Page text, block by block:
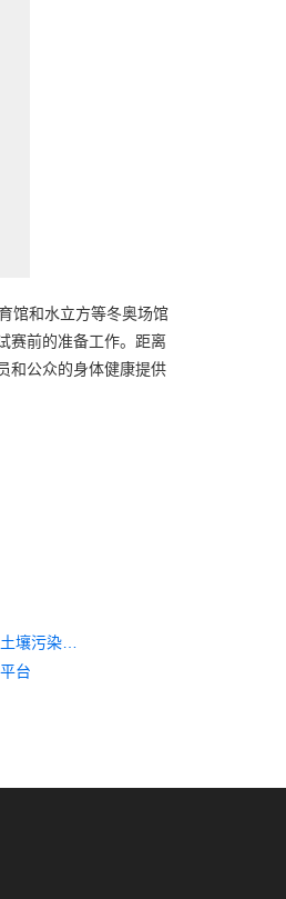
馆和水立方等冬奥场馆
赛前的准备工作。距离
和公众的身体健康提供
台